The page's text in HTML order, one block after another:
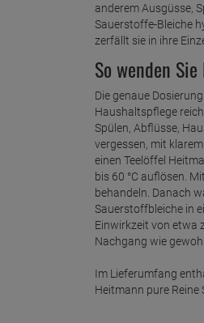
anderem Ausgüsse,
Sauerstoffe-Bleiche
zerfällt sie in ihre
So wenden
Die genaue
Haushaltspflege
Spülen, Abflüsse,
vergessen, mit
einen Teelöffel
bis 60 °C auflösen.
behandeln. Danach
Sauerstoffbleiche in
Einwirkzeit von etwa
Nachgang wie
Im Lieferumfang
Heitmann pure